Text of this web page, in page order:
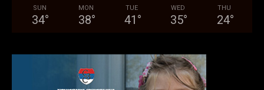
SUN
34°
MON
38°
TUE
41 °
WED
35°
THU
24°